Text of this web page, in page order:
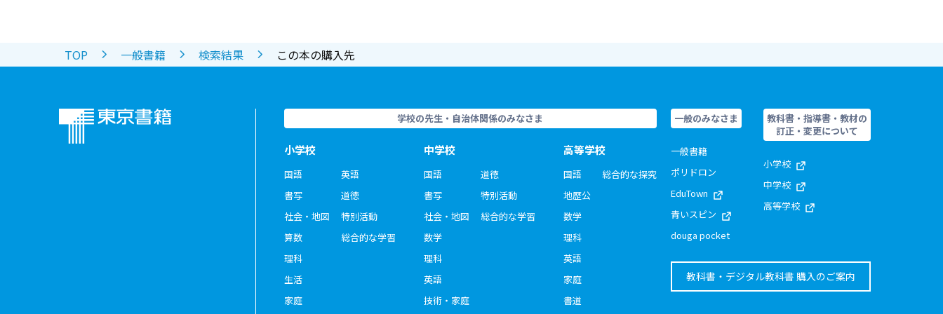
TOP 一般書籍 検索結果 この本の購入先
学校の先生・自治体関係のみなさま
小学校
国語
書写
社会・地図
算数
理科
生活
家庭
英語
道徳
特別活動
総合的な学習
中学校
国語
書写
社会・地図
数学
理科
英語
技術・家庭
道徳
特別活動
総合的な学習
高等学校
国語
地歴公
数学
理科
英語
家庭
書道
総合的な探究
一般のみなさま
一般書籍
ポリドロン
EduTown
青いスピン
douga pocket
教科書・指導書・教材の
訂正・変更について
小学校
中学校
高等学校
教科書・デジタル教科書 購入のご案内